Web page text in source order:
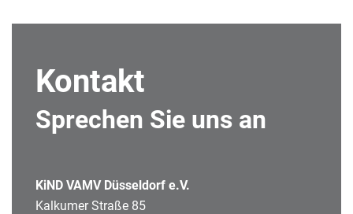
Kontakt
Sprechen Sie uns an
KiND VAMV Düsseldorf e.V.
Kalkumer Straße 85